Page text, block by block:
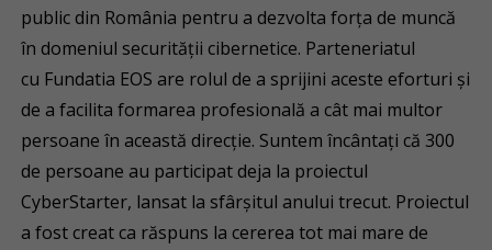
public din România pentru a dezvolta forța de muncă
în domeniul securității cibernetice. Parteneriatul
cu Fundatia EOS are rolul de a sprijini aceste eforturi și
de a facilita formarea profesională a cât mai multor
persoane în această direcție. Suntem încântați că 300
de persoane au participat deja la proiectul
CyberStarter, lansat la sfârșitul anului trecut. Proiectul
a fost creat ca răspuns la cererea tot mai mare de